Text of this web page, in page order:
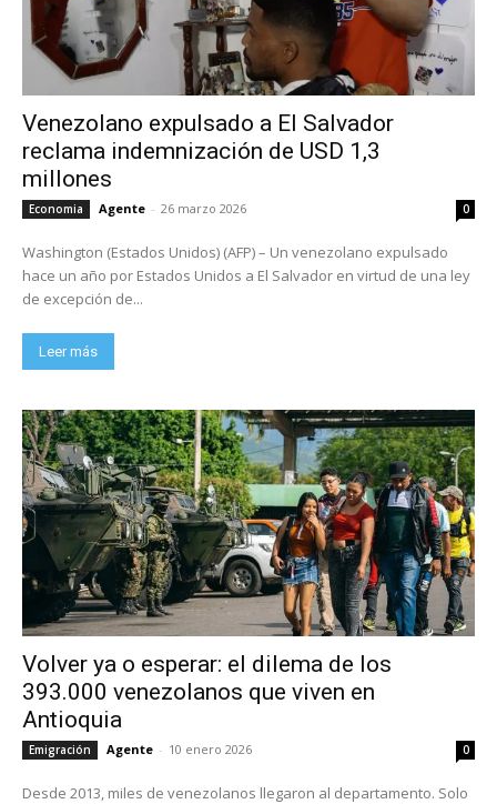
Venezolano expulsado a El Salvador
reclama indemnización de USD 1,3
millones
Economia Agente - 26 marzo 2026 0
Washington (Estados Unidos) (AFP) – Un venezolano expulsado
hace un año por Estados Unidos a El Salvador en virtud de una ley
de excepción de...
Leer más
Volver ya o esperar: el dilema de los
393.000 venezolanos que viven en
Antioquia
Emigración Agente - 10 enero 2026 0
Desde 2013, miles de venezolanos llegaron al departamento. Solo